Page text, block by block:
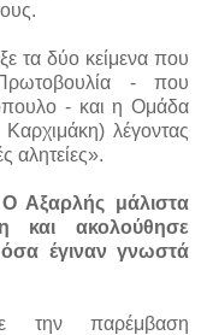
τα δύο κείμενα που
- που
- και η Ομάδα
λέγοντας
αλητείες».
Ο Αξαρλής μάλιστα
και ακολούθησε
έγιναν γνωστά
την παρέμβαση